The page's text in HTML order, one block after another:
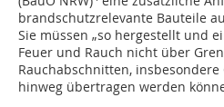
brandschutzrelevante Bauteile
Sie müssen „so hergestellt und
Feuer und Rauch nicht über
Rauchabschnitten,
hinweg übertragen werden